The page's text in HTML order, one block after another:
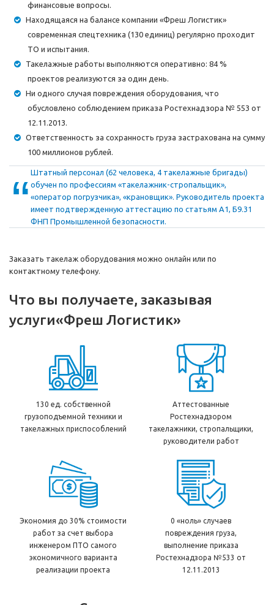
финансовые вопросы.
Находящаяся на балансе компании «Фреш Логистик»
современная спецтехника (130 единиц) регулярно проходит
ТО и испытания.
Такелажные работы выполняются оперативно: 84 %
проектов реализуются за один день.
Ни одного случая повреждения оборудования, что
обусловлено соблюдением приказа Ростехнадзора № 553 от
12.11.2013.
Ответственность за сохранность груза застрахована на сумму
100 миллионов рублей.
Штатный персонал (62 человека, 4 такелажные бригады)
обучен по профессиям «такелажник-стропальщик»,
«оператор погрузчика», «крановщик». Руководитель проекта
имеет подтвержденную аттестацию по статьям А1, Б9.31
ФНП Промышленной безопасности.
Заказать такелаж оборудования можно онлайн или по
контактному телефону.
Что вы получаете, заказывая
услуги«Фреш Логистик»
130 ед. собственной
грузоподъемной техники и
такелажных приспособлений
Аттестованные
Ростехнадзором
такелажники, стропальщики,
руководители работ
Экономия до 30% стоимости
работ за счет выбора
инженером ПТО самого
экономичного варианта
реализации проекта
0 «ноль» случаев
повреждения груза,
выполнение приказа
Ростехнадзора №533 от
12.11.2013